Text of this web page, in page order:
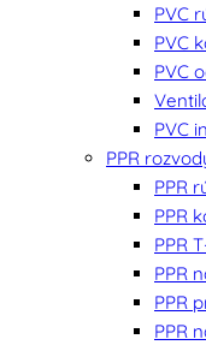
PVC
PVC
PVC
PVC
PPR
PPR
PPR
PPR
PPR
PPR
PPR